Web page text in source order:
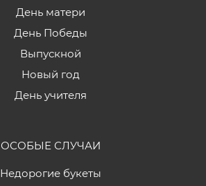
День матери
День Победы
Выпускной
Новый год
День учителя
ОСОБЫЕ СЛУЧАИ
Недорогие букеты